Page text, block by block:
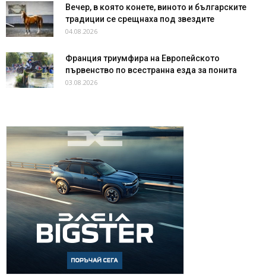
Вечер, в която конете, виното и българските
традиции се срещнаха под звездите
04.08.2026
Франция триумфира на Европейското
първенство по всестранна езда за понита
03.08.2026